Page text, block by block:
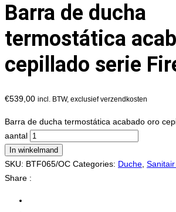
Barra de ducha
termostática
cepillado serie
€539,00 incl. BTW, exclusief verzendkosten
Barra de ducha termostática acabado oro
aantal
In winkelmand
SKU: BTF065/OC Categories: Duche,
Share :